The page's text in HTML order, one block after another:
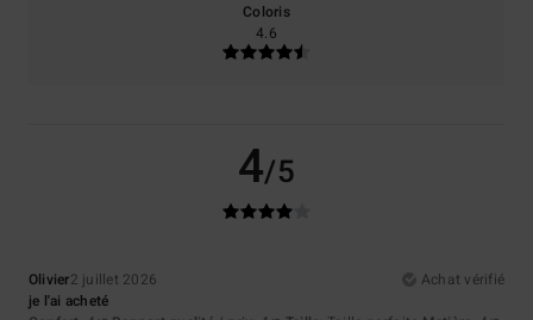
Coloris
4.6
4/5
Olivier2 juillet 2026
Achat vérifié
je l'ai acheté